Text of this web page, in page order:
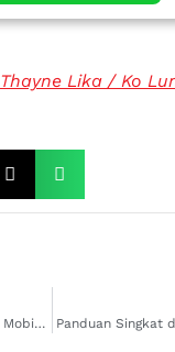
Thayne Lika / Ko
Bengkel Spesialis AC Mobil di Depok dan Daerah Sekitarnya